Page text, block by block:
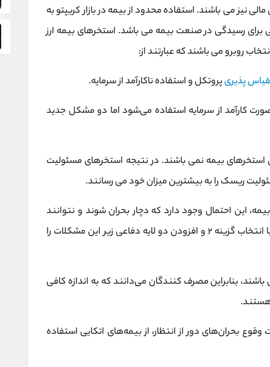
نیز می باشند. استفاده محدود از بیمه در بازار کریپتو به
برای رسیدگی در صنعت بیمه می باشد. استخرهای بیمه ارز
روبرو می باشند که عبارتند از:
پذیریپروتکل و استفاده ناکارآمد از سرمایه.
کارآمد از سرمایه استفاده می‌شود اما دو مشکل جدید
استخرهای بیمه نمی باشند. در نتیجه استخرهای مسئولیت‌
ریسک را به بیشترین میزان خود می رسانند.
این احتمال وجود دارد که دچار بحران شوند و نتوانند
با انتخاب گزینه ۲ و افزودن دو لایه دفاعی زیر این مشکلات را
بنابراین مصرف ‌کنندگان می‌دانند که به اندازه کافی
بحران‌های دور از انتظار، از بیمه‌های اتکایی استفاده